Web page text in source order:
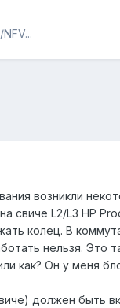
возникли
свиче L2/L3 HP
колец. В
нельзя.
как? Он у меня
должен быть